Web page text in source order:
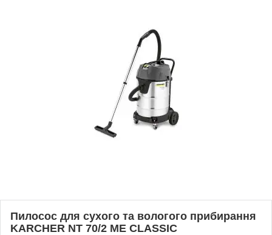
Пилосос для сухого та вологого прибирання
KARCHER NT 70/2 ME CLASSIC